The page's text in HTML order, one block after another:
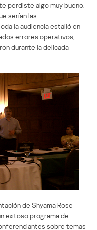
perdiste algo muy bueno.
serían las
la audiencia estalló en
errores operativos,
durante la delicada
de Shyama Rose
exitoso programa de
sobre temas